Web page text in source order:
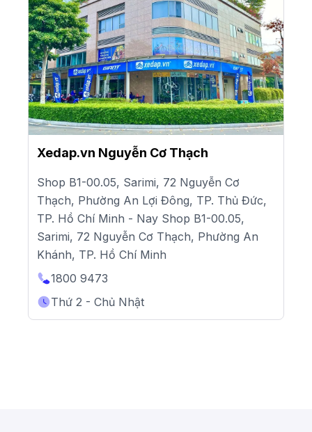
Xedap.vn Nguyễn Cơ Thạch
Shop B1-00.05, Sarimi, 72 Nguyễn Cơ
Thạch, Phường An Lợi Đông, TP. Thủ Đức,
TP. Hồ Chí Minh - Nay Shop B1-00.05,
Sarimi, 72 Nguyễn Cơ Thạch, Phường An
Khánh, TP. Hồ Chí Minh
1800 9473
Thứ 2 - Chủ Nhật